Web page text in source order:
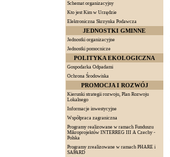
Schemat organizacyjny
Kto jest Kim w Urzędzie
Elektroniczna Skrzynka Podawcza
JEDNOSTKI GMINNE
Jednostki organizacyjne
Jednostki pomocnicze
POLITYKA EKOLOGICZNA
Gospodarka Odpadami
Ochrona Środowiska
PROMOCJA I ROZWÓJ
Kierunki strategii rozwoju, Plan Rozwoju
Lokalnego
Informacje inwestycyjne
Współpraca zagraniczna
Programy realizowane w ramach Funduszu
Mikroprojektów INTERREG III A Czechy -
Polska
Programy zrealizowane w ramach PHARE i
SAPARD